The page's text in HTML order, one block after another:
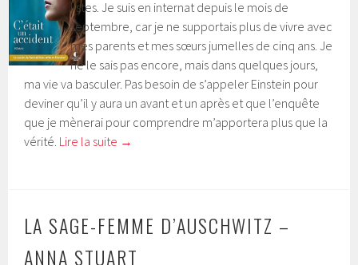
listes. Je suis en internat depuis le mois de
septembre, car je ne supportais plus de vivre avec
mes parents et mes sœurs jumelles de cinq ans. Je
ne le sais pas encore, mais dans quelques jours,
ma vie va basculer. Pas besoin de s’appeler Einstein pour
deviner qu’il y aura un avant et un après et que l’enquête
que je mènerai pour comprendre m’apportera plus que la
vérité. Lire la suite →
LA SAGE-FEMME D’AUSCHWITZ –
ANNA STUART